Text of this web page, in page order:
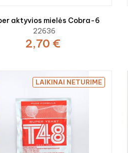
aktyvios mielės Cobra-6
22636
2,70 €
LAIKINAI NETURIME